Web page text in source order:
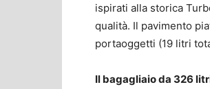
ispirati alla storica
qualità. Il pavimento
portaoggetti (19 litri
Il bagagliaio da 326